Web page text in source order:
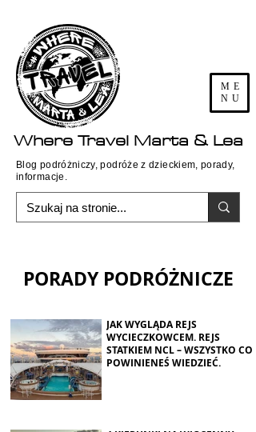
ME
NU
WhereTravel Marta & Lea
Blog podróżniczy, podróże z dzieckiem, porady,
informacje.
PORADY PODRÓŻNICZE
JAK WYGLĄDA REJS
WYCIECZKOWCEM. REJS
STATKIEM NCL – WSZYSTKO CO
POWINIENEŚ WIEDZIEĆ.